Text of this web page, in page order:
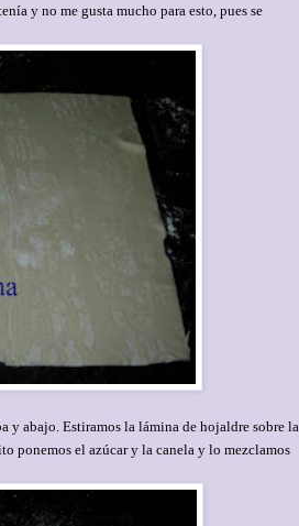
y no me gusta mucho para esto, pues se
y abajo. Estiramos la lámina de hojaldre sobre la
ponemos el azúcar y la canela y lo mezclamos